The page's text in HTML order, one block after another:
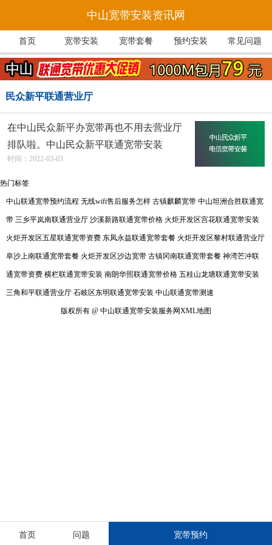
中山宽带安装资讯网
首页 宽带安装 宽带套餐 预约安装 常见问题
民众新平联通营业厅
在中山民众新平办宽带再也不用去营业厅
排队啦。中山民众新平联通宽带安装
时间：2022-03-03
热门标签
中山联通宽带预约流程 无线wifi售后服务怎样 古镇麒麟宽带 中山坦洲合胜联通宽
带 三乡平岚南联通营业厅 沙溪新路联通宽带价格 火炬开发区宫花联通宽带安装
火炬开发区五星联通宽带资费 东凤永益联通宽带套餐 火炬开发区黎村联通营业厅
阜沙上南联通宽带套餐 火炬开发区沙边宽带 古镇冈南联通宽带套餐 神湾芒冲联
通宽带资费 横栏联通宽带安装 南朗华照联通宽带价格 五桂山龙塘联通宽带安装
三角和平联通营业厅 石岐区东明联通宽带安装 中山联通宽带测速
版权所有 @ 中山联通宽带安装服务网XML地图
首页 问题 宽带预约